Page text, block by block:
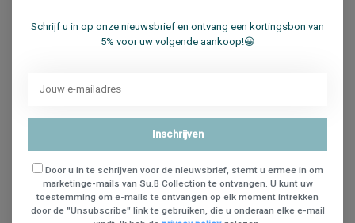
1
Open filters
Schrijf u in op onze nieuwsbrief en ontvang een kortingsbon van
5% voor uw volgende aankoop!😀
Inschrijven
Door u in te schrijven voor de nieuwsbrief, stemt u ermee in om
marketinge-mails van Su.B Collection te ontvangen. U kunt uw
toestemming om e-mails te ontvangen op elk moment intrekken
door de "Unsubscribe" link te gebruiken, die u onderaan elke e-mail